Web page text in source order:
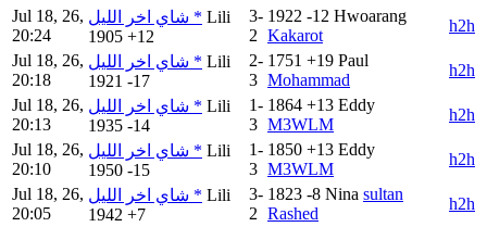
Jul 18, 26,
20:24
شاي اخر الليل * Lili
1905 +12
3-
2
1922 -12 Hwoarang
Kakarot
h2h
Jul 18, 26,
20:18
شاي اخر الليل * Lili
1921 -17
2-
3
1751 +19 Paul
Mohammad
h2h
Jul 18, 26,
20:13
شاي اخر الليل * Lili
1935 -14
1-
3
1864 +13 Eddy
M3WLM
h2h
Jul 18, 26,
20:10
شاي اخر الليل * Lili
1950 -15
1-
3
1850 +13 Eddy
M3WLM
h2h
Jul 18, 26,
20:05
شاي اخر الليل * Lili
1942 +7
3-
2
1823 -8 Nina sultan
Rashed
h2h